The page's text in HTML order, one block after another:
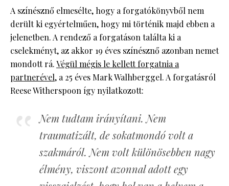
A színésznő elmesélte, hogy a forgatókönyvből nem
derült ki egyértelműen, hogy mi történik majd ebben a
jelenetben. A rendező a forgatáson találta ki a
cselekményt, az akkor 19 éves színésznő azonban nemet
mondott rá.Végül mégis le kellett forgatnia a
partnerével, a 25 éves Mark Walhberggel. A forgatásról
Reese Witherspoon így nyilatkozott:
Nem tudtam irányítani. Nem
traumatizált, de sokatmondó volt a
szakmáról. Nem volt különösebben nagy
élmény, viszont azonnal adott egy